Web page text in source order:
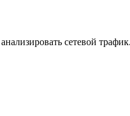
сетевой трафик.